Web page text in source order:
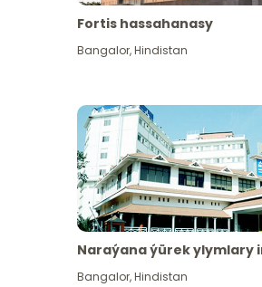
Fortis hassahanasy
Bangalor,Hindistan
Naraýana ýürek ylymlary
Bangalor,Hindistan